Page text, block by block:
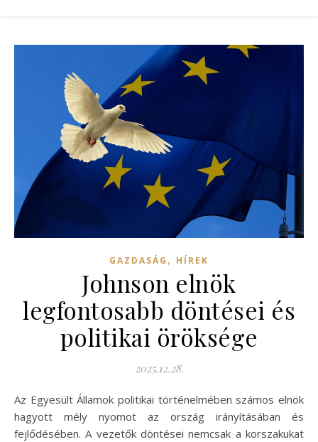
GAZDASÁG , HÍREK
Johnson elnök
legfontosabb döntései és
politikai öröksége
2025.12.28.
Az Egyesült Államok politikai történelmében számos elnök
hagyott mély nyomot az ország irányításában és
fejlődésében. A vezetők döntései nemcsak a korszakukat